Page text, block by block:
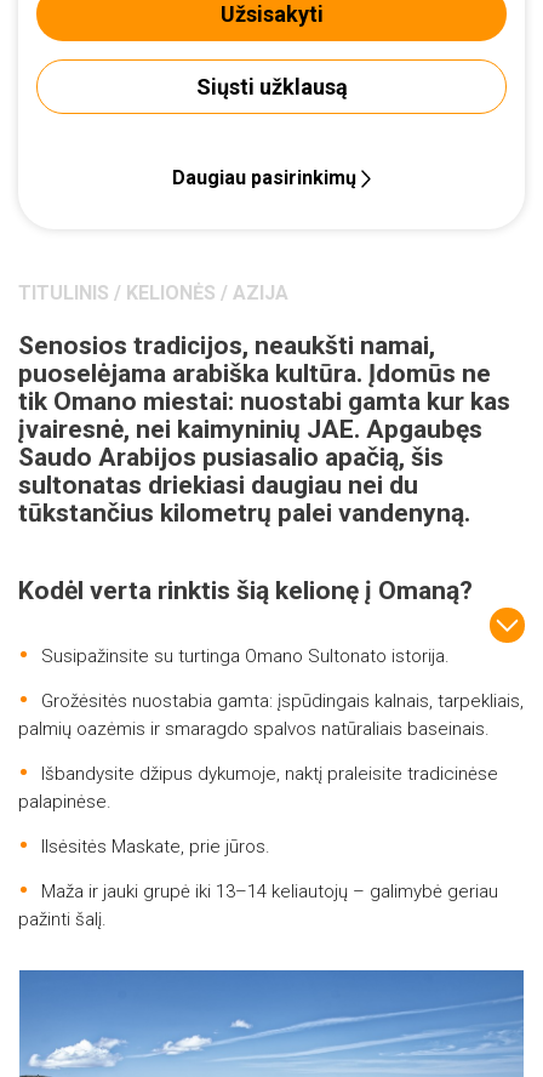
TITULINIS / KELIONĖS / AZIJA
Senosios tradicijos, neaukšti namai,
puoselėjama arabiška kultūra. Įdomūs ne
tik Omano miestai: nuostabi gamta kur kas
įvairesnė, nei kaimyninių JAE. Apgaubęs
Saudo Arabijos pusiasalio apačią, šis
sultonatas driekiasi daugiau nei du
tūkstančius kilometrų palei vandenyną.
Kodėl verta rinktis šią kelionę į Omaną?
Susipažinsite su turtinga Omano Sultonato istorija.
Grožėsitės nuostabia gamta: įspūdingais kalnais, tarpekliais,
palmių oazėmis ir smaragdo spalvos natūraliais baseinais.
Išbandysite džipus dykumoje, naktį praleisite tradicinėse
palapinėse.
Ilsėsitės Maskate, prie jūros.
Maža ir jauki grupė iki 13–14 keliautojų – galimybė geriau
pažinti šalį.
Užsisakyti
Siųsti užklausą
Daugiau pasirinkimų